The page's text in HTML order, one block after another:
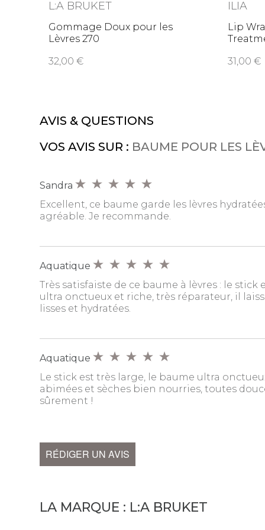
L:A BRUKET
Gommage Doux pour les
Lèvres 270
32,00
ILIA
Lip
31,00
AVIS & QUESTIONS
VOS AVIS SUR : BAUME POUR LES
Sandra
Excellent, ce baume garde les lèvres
agréable. Je recommande.
Aquatique
Très satisfaiste de ce baume à lèvres : le stick
ultra onctueux et riche, très réparateur, il
lisses et hydratées.
Aquatique
Le stick est très large, le baume ultra
abimées et sèches bien nourries, toutes
sûrement !
RÉDIGER UN AVIS
LA MARQUE : L:A BRUKET